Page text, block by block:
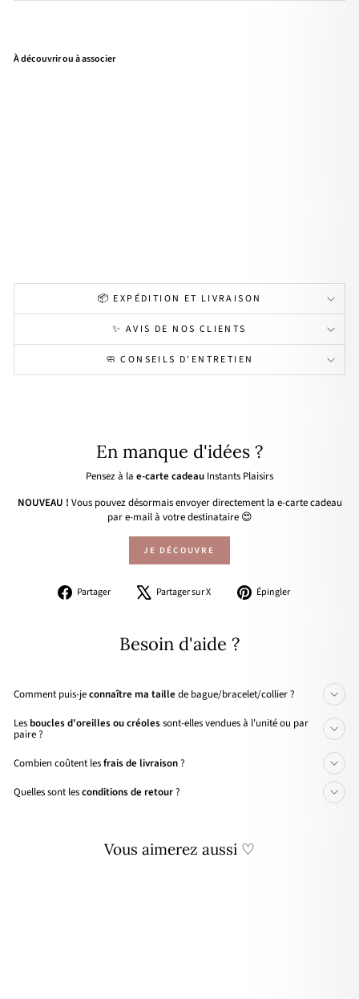
À découvrir ou à associer
📦 EXPÉDITION ET LIVRAISON
✨ AVIS DE NOS CLIENTS
🧼 CONSEILS D'ENTRETIEN
En manque d'idées ?
Pensez à la e-carte cadeau Instants Plaisirs
NOUVEAU ! Vous pouvez désormais envoyer directement la e-carte cadeau
par e-mail à votre destinataire 😍
JE DÉCOUVRE
Partager
PartagerPartager sur X
Tweeter Épingler
Besoin d'aide ?
Comment puis-jeconnaître ma taille de bague/bracelet/collier ?
Les boucles d'oreilles ou créolessont-elles vendues à l'unité ou par
paire ?
Combien coûtent lesfrais de livraison?
Quelles sont lesconditions de retour?
Vous aimerez aussi ♡